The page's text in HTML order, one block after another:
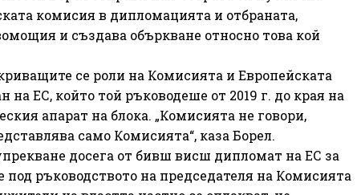
комисия в дипломацията и отбраната,
и създава объркване относно това кой
се роли на Комисията и Европейската
ЕС, който той ръководеше от 2019 г. до края на
апарат на блока. „Комисията не говори,
само Комисията“, каза Борел.
досега от бивш висш дипломат на ЕС за
ръководството на председателя на Комисията